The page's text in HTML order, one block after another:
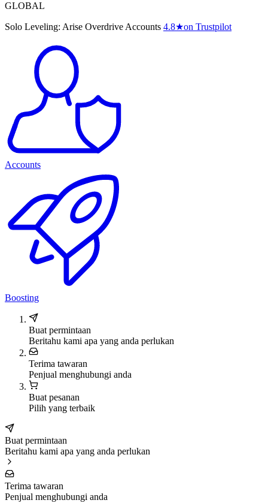
GLOBAL
Solo Leveling: Arise Overdrive Accounts 4.8★on Trustpilot
Accounts
Boosting
Buat permintaan
Beritahu kami apa yang anda perlukan
Terima tawaran
Penjual menghubungi anda
Buat pesanan
Pilih yang terbaik
Buat permintaan
Beritahu kami apa yang anda perlukan
Terima tawaran
Penjual menghubungi anda